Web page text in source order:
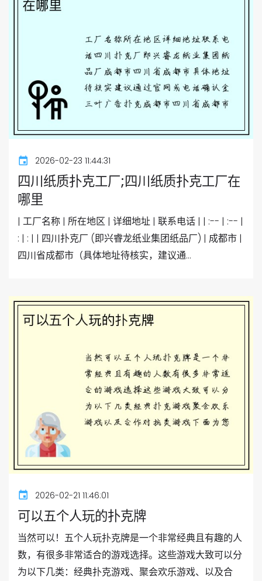
2026-02-23 11:44:31
四川纸质扑克工厂;四川纸质扑克工厂在
哪里
| 工厂名称 | 所在地区 | 详细地址 | 联系电话 | | :-- | :-- |
: | : | | 四川扑克厂 (即兴睿龙纸业集团纸品厂) | 成都市 |
四川省成都市（具体地址待核实，建议通...
2026-02-21 11:46:01
可以五个人玩的扑克牌
当然可以！五个人玩扑克牌是一个非常经典且有趣的人
数，有很多非常适合的游戏选择。这些游戏大致可以分
为以下几类：经典扑克游戏、聚会欢乐游戏、以及合